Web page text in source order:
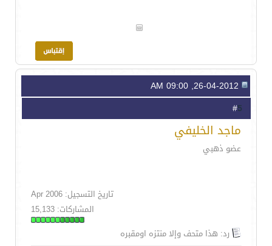
5
ماجد الخليفي
عضو ذهبي
تاريخ التسجيل: Apr 2006
المشاركات: 15,133
رد: هذا متحف وإلا منتزه اومقبره